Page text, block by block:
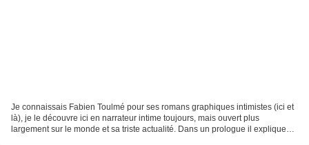
Je connaissais Fabien Toulmé pour ses romans graphiques intimistes (ici et
là), je le découvre ici en narrateur intime toujours, mais ouvert plus
largement sur le monde et sa triste actualité. Dans un prologue il explique